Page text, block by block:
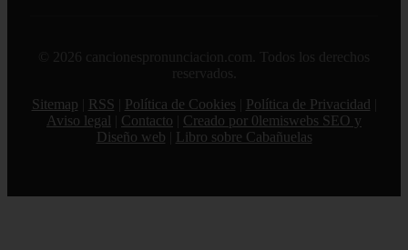
© 2026 cancionespronunciacion.com. Todos los derechos
reservados.
Sitemap
RSS Política de Cookies Política de Privacidad
Aviso legal
Contacto
Creado por 0lemiswebs SEO y
Diseño web
Libro sobre Cabañuelas